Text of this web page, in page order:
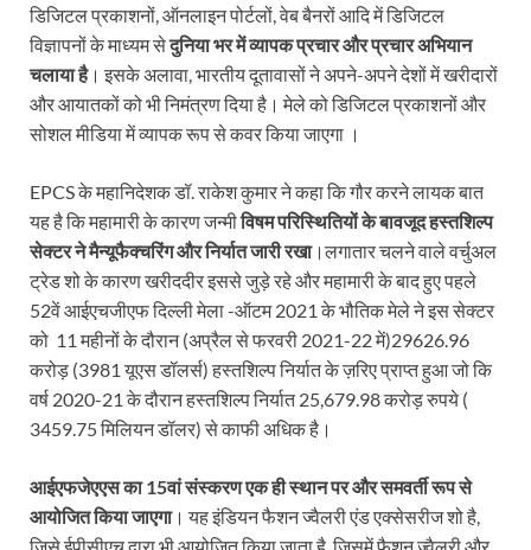
डिजिटल प्रकाशनों, ऑनलाइन पोर्टलों, वेब बैनरों आदि में डिजिटल
विज्ञापनों के माध्यम सेदुनिया भर में व्यापक प्रचार और प्रचार अभियान
चलाया है। इसके अलावा, भारतीय दूतावासों ने अपने-अपने देशों में खरीदारों
और आयातकों को भी निमंत्रण दिया है। मेले को डिजिटल प्रकाशनों और
सोशल मीडिया में व्यापक रूप से कवर किया जाएगा ।
EPCS के महानिदेशक डॉ. राकेश कुमार ने कहा कि गौर करने लायक बात
यह है कि महामारी के कारण जन्मीविषम परिस्थितियों के बावजूद हस्तशिल्प
सेक्टर ने मैन्यूफैक्चरिंग और निर्यात जारी रखा।लगातार चलने वाले वर्चुअल
ट्रेड शो के कारण खरीददीर इससे जुड़े रहे और महामारी के बाद हुए पहले
52वें आईएचजीएफ दिल्ली मेला -ऑटम 2021 के भौतिक मेले ने इस सेक्टर
को 11 महीनों के दौरान (अप्रैल से फरवरी 2021-22 में)29626.96
करोड़ (3981 यूएस डॉलर्स) हस्तशिल्प निर्यात के ज़रिए प्राप्त हुआ जो कि
वर्ष 2020-21 के दौरान हस्तशिल्प निर्यात 25,679.98 करोड़ रुपये (
3459.75 मिलियन डॉलर) से काफी अधिक है।
आईएफजेएएस का15वां संस्करण एक ही स्थान पर और समवर्ती रूप से
आयोजित किया जाएगा। यह इंडियन फैशन ज्वैलरी एंड एक्सेसरीज शो है,